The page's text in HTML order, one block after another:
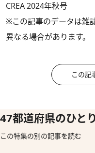
CREA 2024年秋号
※この記事のデータは雑
異なる場合があります。
この記
47都道府県のひと
この特集の別の記事を読む